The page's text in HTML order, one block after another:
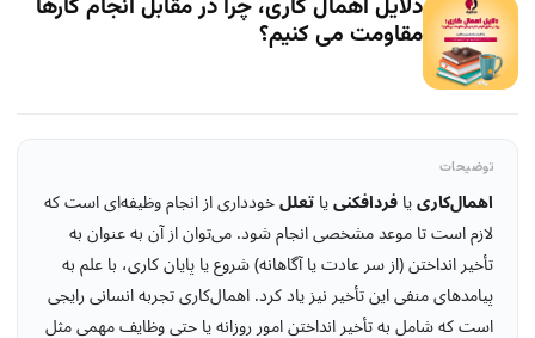
دلایل اهمال کاری، چرا در مقابل انجام کارها
مقاومت می کنیم؟
توضیحات
اهمال‌کاری یا فردافکنی یا تعلل خودداری از انجام وظیفه‌ای است که
لازم است تا موعد مشخصی انجام شود. می‌توان از آن به عنوان به
تأخیر انداختن (از سر عادت یا آگاهانه) شروع یا پایان کاری، با علم به
پیامدهای منفی این تأخیر نیز یاد کرد. اهمال‌کاری تجربه انسانی رایجی
است که شامل به تأخیر انداختن امور روزانه یا حتی وظایف مهمی مثل